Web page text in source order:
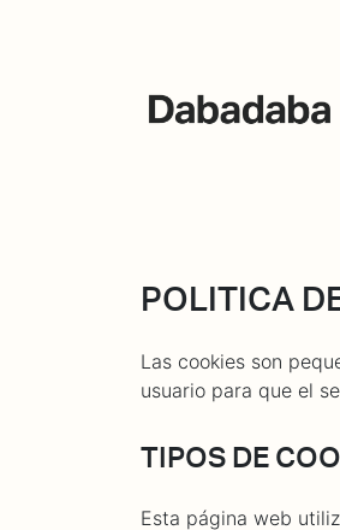
POLITICA
Las cookies son
usuario para que el
TIPOS DE
Esta página web